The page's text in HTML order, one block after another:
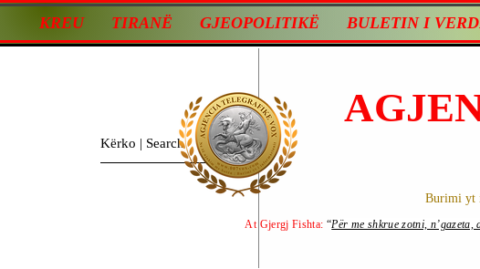
KREU TIRANË GJEOPOLITIKË BULETIN I
Burimi yt
At Gjergj Fishta: “Për me shkrue zotni, n’gazeta,